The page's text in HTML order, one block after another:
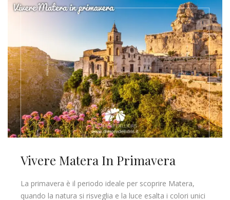
Vivere Matera In Primavera
La primavera è il periodo ideale per scoprire Matera,
quando la natura si risveglia e la luce esalta i colori unici